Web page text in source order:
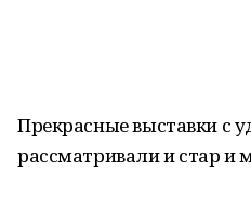
Прекрасные выставки с
рассматривали и стар и